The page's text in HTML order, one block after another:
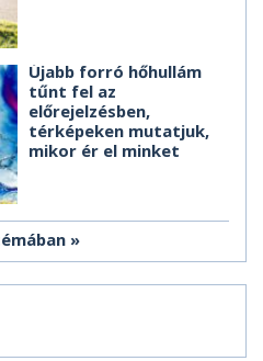
Újabb forró hőhullám
tűnt fel az
előrejelzésben,
térképeken mutatjuk,
mikor ér el minket